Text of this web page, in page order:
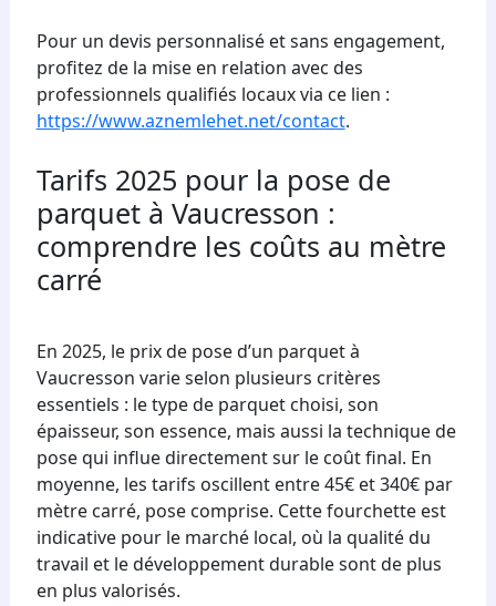
Pour un devis personnalisé et sans engagement,
profitez de la mise en relation avec des
professionnels qualifiés locaux via ce lien :
https://www.aznemlehet.net/contact.
Tarifs 2025 pour la pose de
parquet à Vaucresson :
comprendre les coûts au mètre
carré
En 2025, le prix de pose d’un parquet à
Vaucresson varie selon plusieurs critères
essentiels : le type de parquet choisi, son
épaisseur, son essence, mais aussi la technique de
pose qui influe directement sur le coût final. En
moyenne, les tarifs oscillent entre 45€ et 340€ par
mètre carré, pose comprise. Cette fourchette est
indicative pour le marché local, où la qualité du
travail et le développement durable sont de plus
en plus valorisés.